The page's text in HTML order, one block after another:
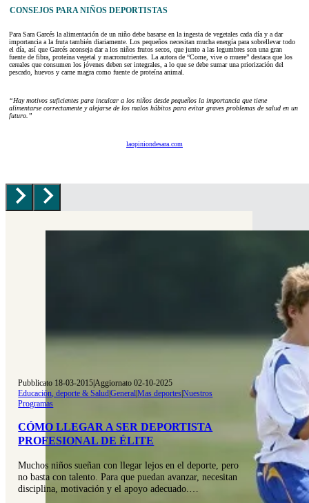
CONSEJOS PARA NIÑOS DEPORTISTAS
Para Sara Garcés la alimentación de un niño debe basarse en la ingesta de vegetales cada día y a dar
importancia a la fruta también diariamente. Los pequeños necesitan mucha energía para sobrellevar todo
el día, así que Garcés aconseja dar a los niños frutos secos, que junto a las legumbres son una gran
fuente de fibra, proteína vegetal y macronutrientes. La autora de “Come, vive o muere” destaca que los
cereales que consumen los jóvenes deben ser integrales, a lo que se debe sumar una priorización del
pescado, huevos y carne magra como fuente de proteína animal.
“Hay motivos suficientes para inculcar a los niños desde pequeños la importancia que tiene
alimentarse correctamente y alejarse de los malos hábitos para evitar graves problemas de salud en un
futuro.”
laopiniondesara.com
Pubblicato 18-03-2015|Aggiornato 02-10-2025
Educación, deporte & Salud|General|Mas deportes|Nuestros
Programas
CÓMO LLEGAR A SER DEPORTISTA
PROFESIONAL DE ÉLITE
Muchos niños sueñan con llegar lejos en el deporte, pero
no basta con talento. Para que puedan avanzar, necesitan
disciplina, motivación y el apoyo adecuado.…